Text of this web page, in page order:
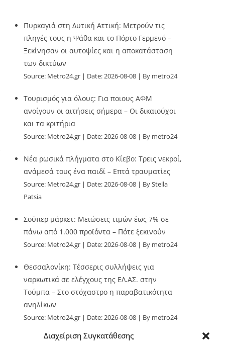
Διαχείριση Συγκατάθεσης
Πυρκαγιά στη Δυτική Αττική: Μετρούν τις
πληγές τους η Ψάθα και το Πόρτο Γερμενό –
Ξεκίνησαν οι αυτοψίες και η αποκατάσταση
των δικτύων
Source: Metro24.gr Date: 2026-08-08 By metro24
Τουρισμός για όλους: Για ποιους ΑΦΜ
ανοίγουν οι αιτήσεις σήμερα – Οι δικαιούχοι
και τα κριτήρια
Source: Metro24.gr Date: 2026-08-08 By metro24
Νέα ρωσικά πλήγματα στο Κίεβο: Τρεις νεκροί,
ανάμεσά τους ένα παιδί – Επτά τραυματίες
Source: Metro24.gr Date: 2026-08-08
By Stella
Patsia
Σούπερ μάρκετ: Μειώσεις τιμών έως 7% σε
πάνω από 1.000 προϊόντα – Πότε ξεκινούν
Source: Metro24.gr Date: 2026-08-08 By metro24
Θεσσαλονίκη: Τέσσερις συλλήψεις για
ναρκωτικά σε ελέγχους της ΕΛ.ΑΣ. στην
Τούμπα – Στο στόχαστρο η παραβατικότητα
ανηλίκων
Source: Metro24.gr Date: 2026-08-08 By metro24